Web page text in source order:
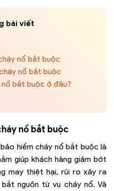
bài viết
nổ bắt buộc
nổ bắt buộc
nổ bắt buộc ở đâu?
nổ bắt buộc
hiểm cháy nổ bắt buộc là
giúp khách hàng giảm bớt
may thiệt hại, rủi ro xảy ra
nguồn từ vụ cháy nổ. Và